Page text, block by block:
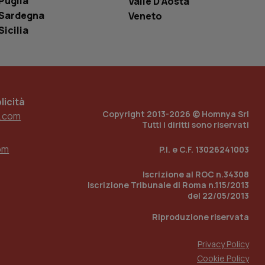
Veneto
Copyright 2013-2026 © Homnya Srl
Tutti i diritti sono riservati
P.I. e C.F. 13026241003
Iscrizione al ROC n.34308
Iscrizione Tribunale di Roma n.115/2013
del 22/05/2013
Riproduzione riservata
Privacy Policy
Cookie Policy
il sito, ma un
di accesso per
per mantenere
traccia
incorporati
di